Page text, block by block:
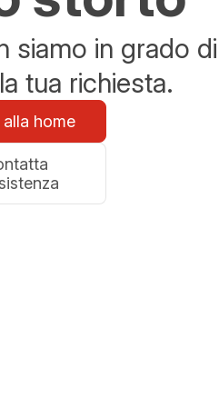
siamo in grado di
tua richiesta.
alla home